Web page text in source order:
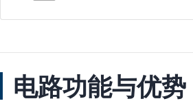
电路功能与优势